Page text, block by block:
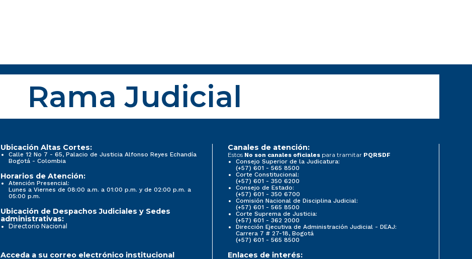
Rama Judicial
Ubicación Altas Cortes:
Calle 12 No 7 - 65, Palacio de Justicia Alfonso Reyes Echandía
Bogotá - Colombia
Horarios de Atención:
Atención Presencial:
Lunes a Viernes de 08:00 a.m. a 01:00 p.m. y de 02:00 p.m. a
05:00 p.m.
Ubicación de Despachos Judiciales y Sedes
administrativas:
Directorio Nacional
Canales de atención:
Estos No son canales oficiales para tramitar PQRSDF
Consejo Superior de la Judicatura:
(+57) 601 - 565 8500
Corte Constitucional:
(+57) 601 - 350 6200
Consejo de Estado:
(+57) 601 - 350 6700
Comisión Nacional de Disciplina Judicial:
(+57) 601 - 565 8500
Corte Suprema de Justicia:
(+57) 601 - 362 2000
Dirección Ejecutiva de Administración Judicial - DEAJ:
Carrera 7 # 27-18, Bogotá
(+57) 601 - 565 8500
Acceda a su correo electrónico institucional Enlaces de interés: